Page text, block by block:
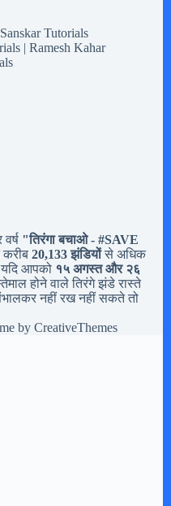
Tutorials
| Ramesh Kahar
"तिरंगा बचाओ - #SAVE
20,133 झंडियोंसे अधिक
आपको १५ अगस्त और २६
होने वाले तिरंगे झंडे रास्ते
नहीं रख नहीं सकते तो
by CreativeThemes